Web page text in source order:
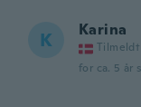
K Karina
Tilmeldt
for ca. 5 år